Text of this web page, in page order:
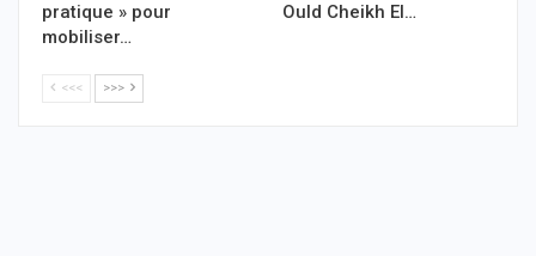
pratique » pour
mobiliser…
Ould Cheikh El…
<<< >>>